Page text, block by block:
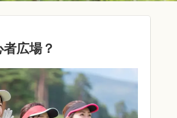
広場？